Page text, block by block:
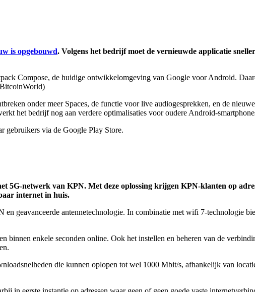
is opgebouwd. Volgens het bedrijf moet de vernieuwde applicatie
Compose, de huidige ontwikkelomgeving van Google voor Android.
onder meer Spaces, de functie voor live audiogesprekken, en de
het bedrijf nog aan verdere optimalisaties voor oudere Android-
gebruikers via de Google Play Store.
netwerk van KPN. Met deze oplossing krijgen KPN-klanten op
internet in huis.
geavanceerde antennetechnologie. In combinatie met wifi 7-technologie
binnen enkele seconden online. Ook het instellen en beheren van de
die kunnen oplopen tot wel 1000 Mbit/s, afhankelijk van